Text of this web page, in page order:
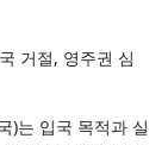
거절, 영주권 심
)는 입국 목적과 실